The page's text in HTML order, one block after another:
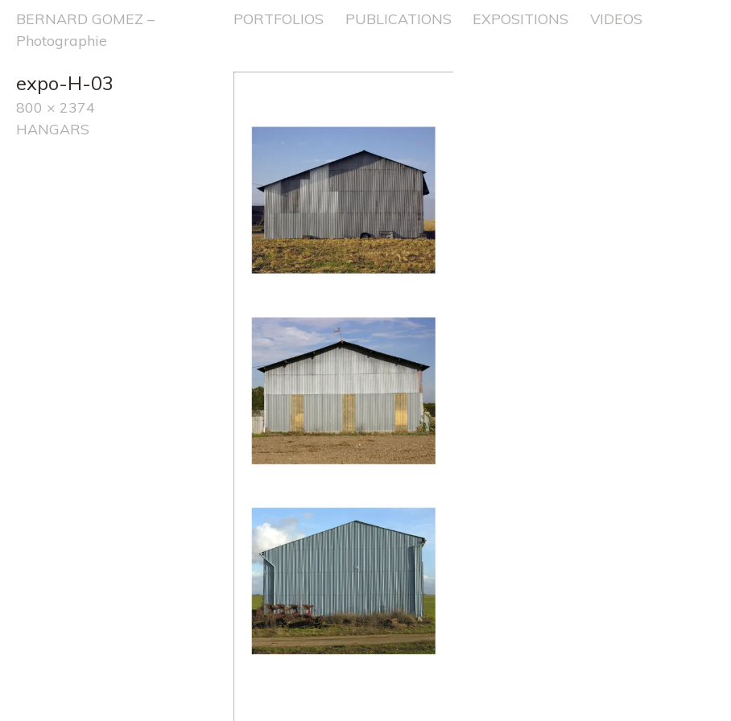
BERNARD GOMEZ –
Photographie
Skip
PORTFOLIOS PUBLICATIONS EXPOSITIONS VIDEOS
expo-H-03
800 × 2374
HANGARS